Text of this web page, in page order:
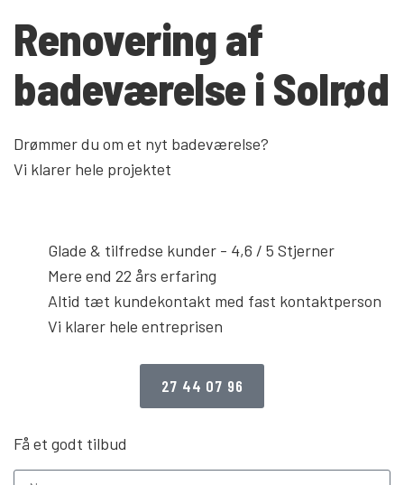
Renovering af
badeværelse i Solrød
Drømmer du om et nyt badeværelse?
Vi klarer hele projektet
Glade & tilfredse kunder - 4,6 / 5 Stjerner
Mere end 22 års erfaring
Altid tæt kundekontakt med fast kontaktperson
Vi klarer hele entreprisen
27 44 07 96
Få et godt tilbud